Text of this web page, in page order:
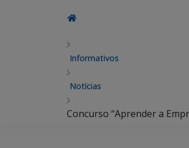
Informativos
Notícias
Concurso “Aprender a